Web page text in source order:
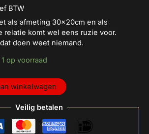
BTW
als afmeting 30x20cm en als
relatie komt wel eens ruzie voor.
doen weet niemand.
1 op voorraad
winkelwagen
Veilig betalen